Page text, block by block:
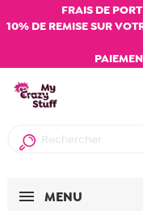
FRAIS DE
10% DE REMISE SUR
MENU